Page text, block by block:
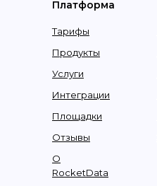
Платформа
Продукты
Тарифы
О
RocketData
Отзывы
Площадки
Услуги
Интеграции